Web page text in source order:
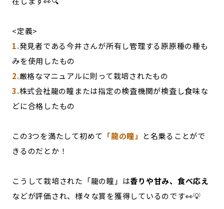
<定義>
1.発見者である今井さんが所有し管理する原原種の種も
みを使用したもの
2.厳格なマニュアルに則って栽培されたもの
3.株式会社龍の瞳または指定の検査機関が検査し食味な
どに合格したもの
この3つを満たして初めて 「龍の瞳」
と名乗ることがで
きるのだとか！
こうして栽培された「龍の瞳」は香りや甘み、食べ応え
などが評価され、様々な賞を獲得しているのです👀💡